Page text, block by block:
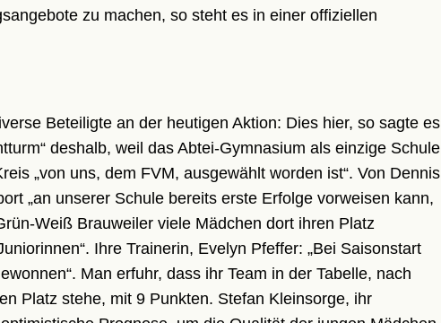
zu machen, so steht es in einer offiziellen
Beteiligte an der heutigen Aktion: Dies hier, so sagte es
deshalb, weil das Abtei-Gymnasium als einzige Schule
„von uns, dem FVM, ausgewählt worden ist“. Von Dennis
„an unserer Schule bereits erste Erfolge vorweisen kann,
Weiß Brauweiler viele Mädchen dort ihren Platz
Ihre Trainerin, Evelyn Pfeffer: „Bei Saisonstart
Man erfuhr, dass ihr Team in der Tabelle, nach
Platz stehe, mit 9 Punkten. Stefan Kleinsorge, ihr